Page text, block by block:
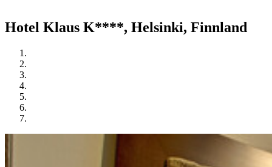
Hotel Klaus K****, Helsinki, Finnland